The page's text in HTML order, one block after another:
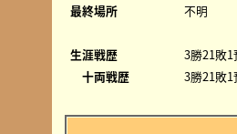
最終場所
不明
生涯戦歴
3勝21敗
十両戦歴
3勝21敗